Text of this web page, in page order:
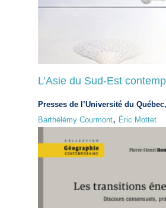
L’Asie du Sud-Est
Presses de l’Université du
Barthélémy Courmont, Éric Mottet